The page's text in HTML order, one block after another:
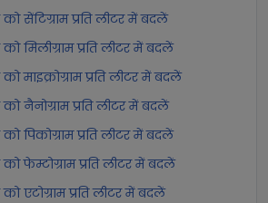
को सेंटिग्राम प्रति लीटर में बदलें
को मिलीग्राम प्रति लीटर में बदलें
को माइक्रोग्राम प्रति लीटर में बदलें
को नैनोग्राम प्रति लीटर में बदलें
को पिकोग्राम प्रति लीटर में बदलें
को फेम्टोग्राम प्रति लीटर में बदलें
को एटोग्राम प्रति लीटर में बदलें